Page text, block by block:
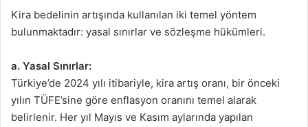
Kira bedelinin artışında kullanılan iki temel yöntem
bulunmaktadır: yasal sınırlar ve sözleşme hükümleri.
a. Yasal Sınırlar:
Türkiye’de 2024 yılı itibariyle, kira artış oranı, bir önceki
yılın TÜFE’sine göre enflasyon oranını temel alarak
belirlenir. Her yıl Mayıs ve Kasım aylarında yapılan